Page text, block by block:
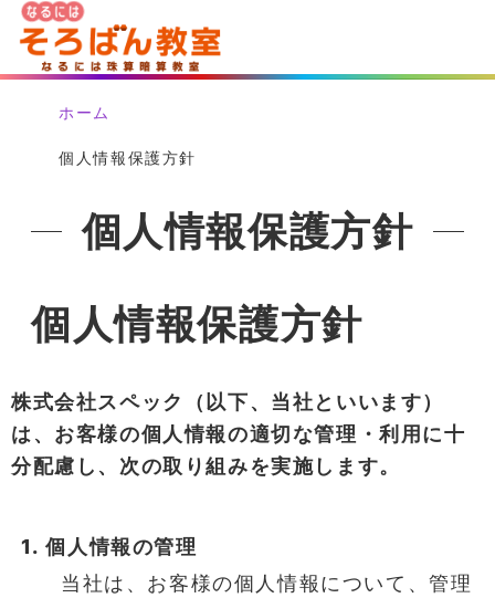
ホーム
個人情報保護方針
個人情報保護方針
個人情報保護方針
株式会社スペック（以下、当社といいます）
は、お客様の個人情報の適切な管理・利用に十
分配慮し、次の取り組みを実施します。
1. 個人情報の管理
当社は、お客様の個人情報について、管理